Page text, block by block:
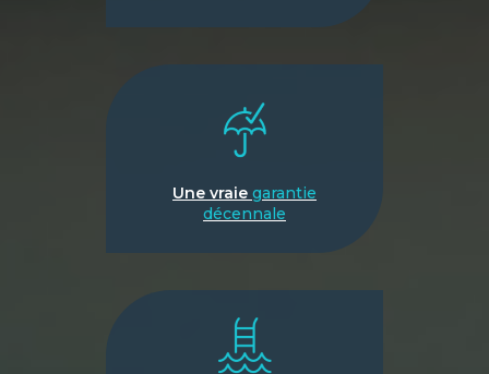
Une vraie garantie
décennale